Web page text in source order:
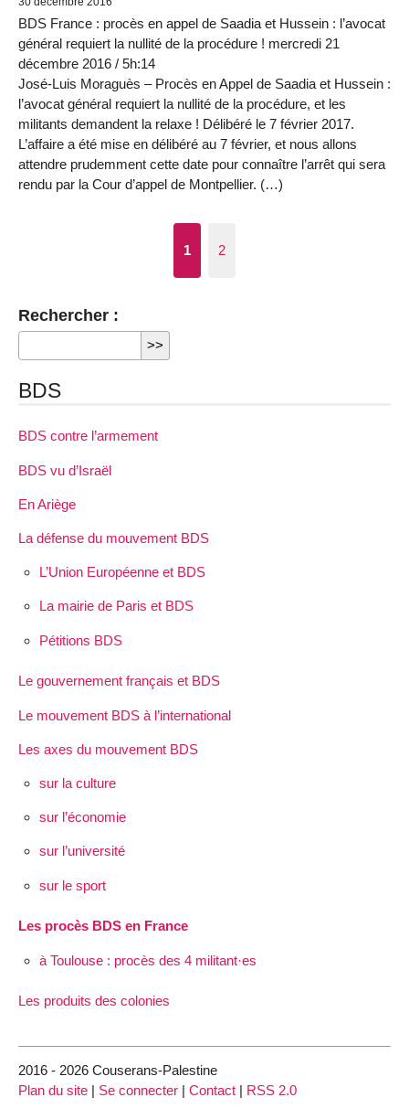
BDS France : procès en appel de Saadia et Hussein : l’avocat
général requiert la nullité de la procédure ! mercredi 21
décembre 2016 / 5h:14
José-Luis Moraguès – Procès en Appel de Saadia et Hussein :
l’avocat général requiert la nullité de la procédure, et les
militants demandent la relaxe ! Délibéré le 7 février 2017.
L’affaire a été mise en délibéré au 7 février, et nous allons
attendre prudemment cette date pour connaître l’arrêt qui sera
rendu par la Cour d’appel de Montpellier. (…)
1 2
Rechercher :
BDS
BDS contre l’armement
BDS vu d’Israël
En Ariège
La défense du mouvement BDS
L’Union Européenne et BDS
La mairie de Paris et BDS
Pétitions BDS
Le gouvernement français et BDS
Le mouvement BDS à l’international
Les axes du mouvement BDS
sur la culture
sur l’économie
sur l’université
sur le sport
Les procès BDS en France
à Toulouse : procès des 4 militant·es
Les produits des colonies
2016 - 2026 Couserans-Palestine
Plan du site
Se connecter Contact RSS 2.0